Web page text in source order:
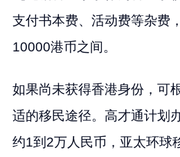
支付书本费、活动费等杂费
10000港币之间。
如果尚未获得香港身份，可
适的移民途径。高才通计划
约1到2万人民币，亚太环球